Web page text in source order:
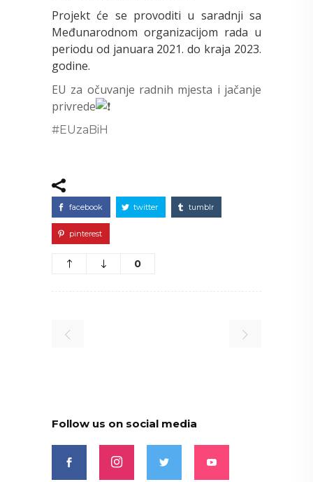
Projekt će se provoditi u saradnji sa
Međunarodnom organizacijom rada u
periodu od januara 2021. do kraja 2023.
godine.
EU za očuvanje radnih mjesta i jačanje
privrede
#EUzaBiH
facebook twitter tumblr
pinterest
0
Follow us on social media